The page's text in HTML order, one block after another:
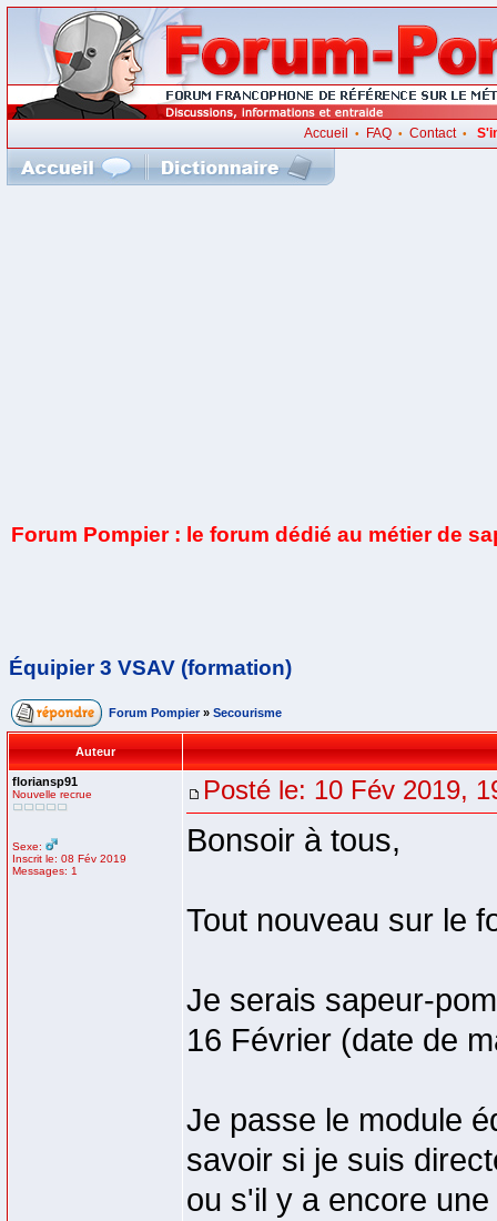
Accueil • FAQ• Contact•
Forum Pompier : le forum dédié au métier de
Équipier 3 VSAV (formation)
Forum Pompier » Secourisme
Auteur
floriansp91
Nouvelle recrue
Sexe:
Inscrit le: 08 Fév 2019
Messages: 1
Posté le: 10 Fév 2019,
Bonsoir à tous,
Tout nouveau sur le
Je serais sapeur-
16 Février (date de
Je passe le module
savoir si je suis
ou s'il y a encore